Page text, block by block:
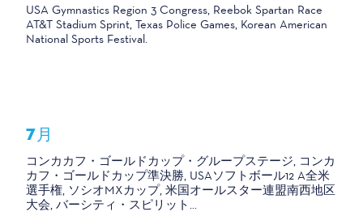
USA Gymnastics Region 3 Congress, Reebok Spartan Race
AT&T Stadium Sprint, Texas Police Games, Korean American
National Sports Festival.
7月
コンカカフ・ゴールドカップ・グループステージ, コンカ
カフ・ゴールドカップ準決勝, USAソフトボール12 A全米
選手権, ソシオMXカップ, 米国オールスター連盟南西地区
大会, バーシティ・スピリット...